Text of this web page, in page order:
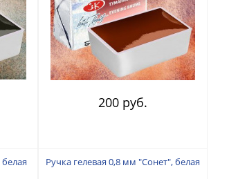
200 руб.
Ручка гелевая 0,8 мм "Сонет", белая